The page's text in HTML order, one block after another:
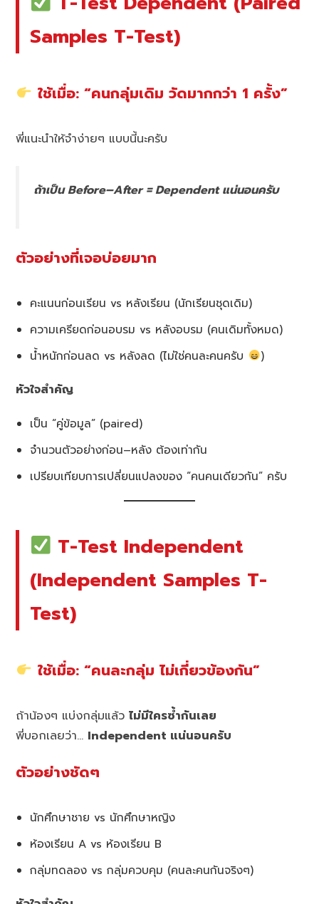
Samples T-Test)
ใช้เมื่อ: “คนกลุ่มเดิม วัดมากกว่า 1 ครั้ง”
พี่แนะนำให้จำง่ายๆ แบบนี้นะครับ
ถ้าเป็น Before–After = Dependent แน่นอนครับ
ตัวอย่างที่เจอบ่อยมาก
คะแนนก่อนเรียน vs หลังเรียน (นักเรียนชุดเดิม)
ความเครียดก่อนอบรม vs หลังอบรม (คนเดิมทั้งหมด)
น้ำหนักก่อนลด vs หลังลด (ไม่ใช่คนละคนครับ
)
หัวใจสำคัญ
เป็น “คู่ข้อมูล” (paired)
จำนวนตัวอย่างก่อน–หลัง ต้องเท่ากัน
เปรียบเทียบการเปลี่ยนแปลงของ “คนคนเดียวกัน” ครับ
T-Test Independent
(Independent Samples T-
Test)
ใช้เมื่อ: “คนละกลุ่ม ไม่เกี่ยวข้องกัน”
ถ้าน้องๆ แบ่งกลุ่มแล้วไม่มีใครซ้ำกันเลย
พี่บอกเลยว่า… Independent แน่นอนครับ
ตัวอย่างชัดๆ
นักศึกษาชาย vs นักศึกษาหญิง
ห้องเรียน A vs ห้องเรียน B
กลุ่มทดลอง vs กลุ่มควบคุม (คนละคนกันจริงๆ)